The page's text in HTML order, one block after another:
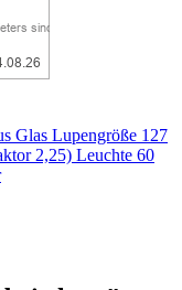
Glas Lupengröße 127
2,25) Leuchte 60